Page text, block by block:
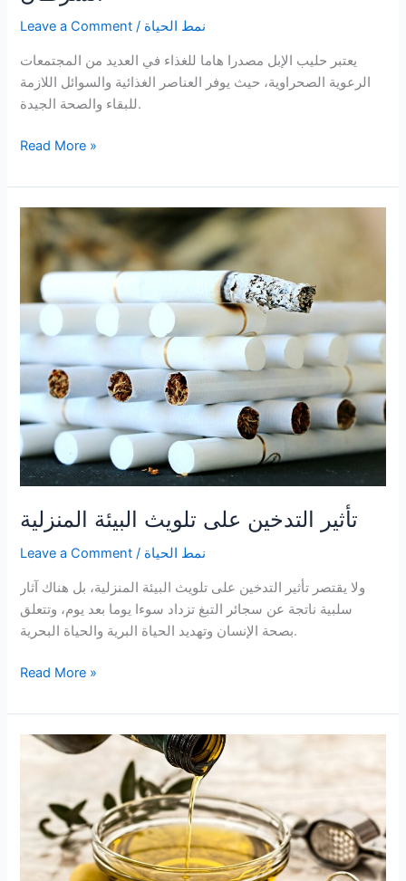
Leave a Comment / نمط الحياة
يعتبر حليب الإبل مصدرا هاما للغذاء في العديد من المجتمعات
الرعوية الصحراوية، حيث يوفر العناصر الغذائية والسوائل اللازمة
للبقاء والصحة الجيدة.
فوائد
حليب
الإبل
لمرضى
السرطان
Read More »
تأثير التدخين على تلويث البيئة المنزلية
Leave a Comment / نمط الحياة
ولا يقتصر تأثير التدخين على تلويث البيئة المنزلية، بل هناك آثار
سلبية ناتجة عن سجائر التبغ تزداد سوءا يوما بعد يوم، وتتعلق
بصحة الإنسان وتهديد الحياة البرية والحياة البحرية.
تأثير
على
تلويث
Read More »